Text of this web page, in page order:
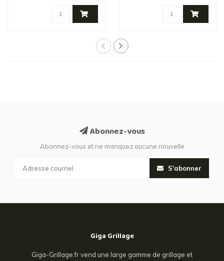
Abonnez-vous
Abonnez-vous et ne manquez aucune nouvelle
S'abonner
Giga Grillage
Giga-Grillage.fr vend une large gamme de grillage et